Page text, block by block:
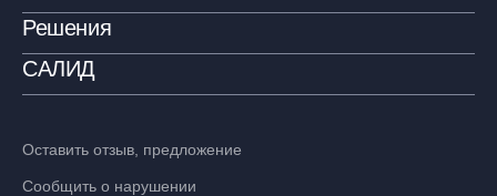
Решения
САЛИД
Оставить отзыв, предложение
Сообщить о нарушении